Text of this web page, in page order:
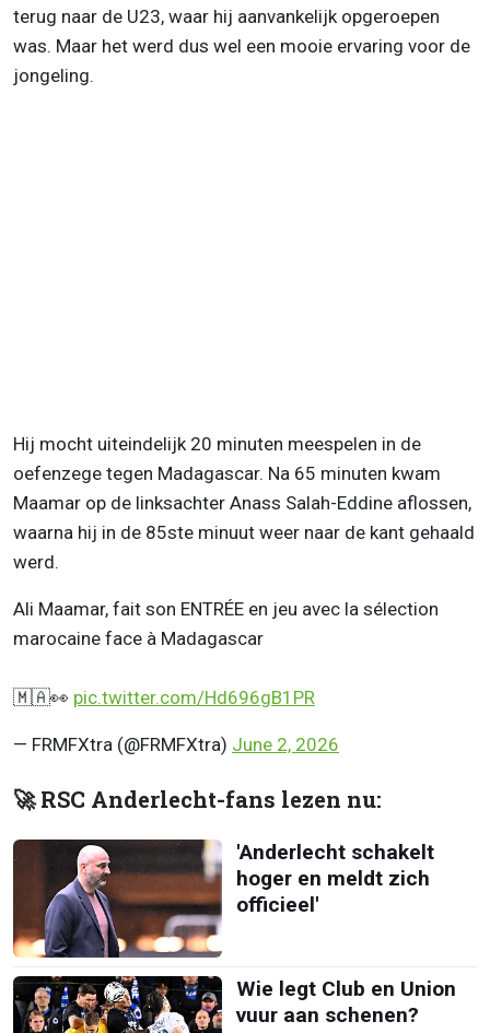
terug naar de U23, waar hij aanvankelijk opgeroepen
was. Maar het werd dus wel een mooie ervaring voor de
jongeling.
Hij mocht uiteindelijk 20 minuten meespelen in de
oefenzege tegen Madagascar. Na 65 minuten kwam
Maamar op de linksachter Anass Salah-Eddine aflossen,
waarna hij in de 85ste minuut weer naar de kant gehaald
werd.
Ali Maamar, fait son ENTRÉE en jeu avec la sélection
marocaine face à Madagascar
🇲🇦👀 pic.twitter.com/Hd696gB1PR
— FRMFXtra (@FRMFXtra) June 2, 2026
🚀 RSC Anderlecht-fans lezen nu:
'Anderlecht schakelt
hoger en meldt zich
officieel'
Wie legt Club en Union
vuur aan schenen?